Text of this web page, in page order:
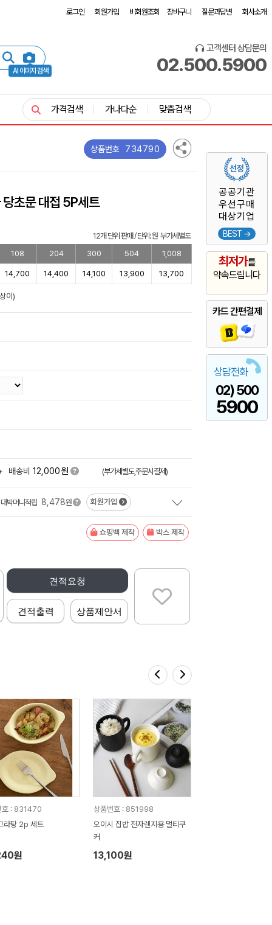
로그인 회원가입 비회원조회 장바구니 질문과답변 회사소개
AI 이미지 검색
고객센터 상담문의
02.500.5900
공공기관
우선구매
대상기업
BEST →
최저가를
약속드립니다
카드 간편결제
상담전화
02) 500
5900
가격검색 가나다순 맞춤검색
상품번호 734790
초문 대접 5P세트
12개 단위 판매 / 단위: 원 부가세별도
108
204 300 504 1,008
14,700 14,400 14,100 13,900 13,700
이)
배송비 12,000원 (부가세별도,주문시결제)
대박머니적립 8,478원 회원가입
쇼핑백 제작 박스 제작
견적요청
견적출력 상품제안서
호 : 831470
라탕 2p 세트
원
상품번호 : 851998
오이시 집밥 전자렌지용 멀티쿠
커
13,100원